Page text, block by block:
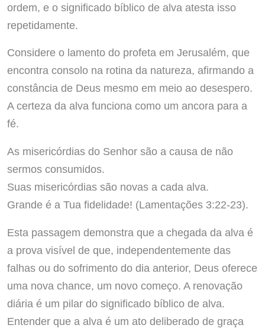
ordem, e o significado bíblico de alva atesta isso
repetidamente.
Considere o lamento do profeta em Jerusalém, que
encontra consolo na rotina da natureza, afirmando a
constância de Deus mesmo em meio ao desespero.
A certeza da alva funciona como um ancora para a
fé.
As misericórdias do Senhor são a causa de não
sermos consumidos.
Suas misericórdias são novas a cada alva.
Grande é a Tua fidelidade! (Lamentações 3:22-23).
Esta passagem demonstra que a chegada da alva é
a prova visível de que, independentemente das
falhas ou do sofrimento do dia anterior, Deus oferece
uma nova chance, um novo começo. A renovação
diária é um pilar do significado bíblico de alva.
Entender que a alva é um ato deliberado de graça